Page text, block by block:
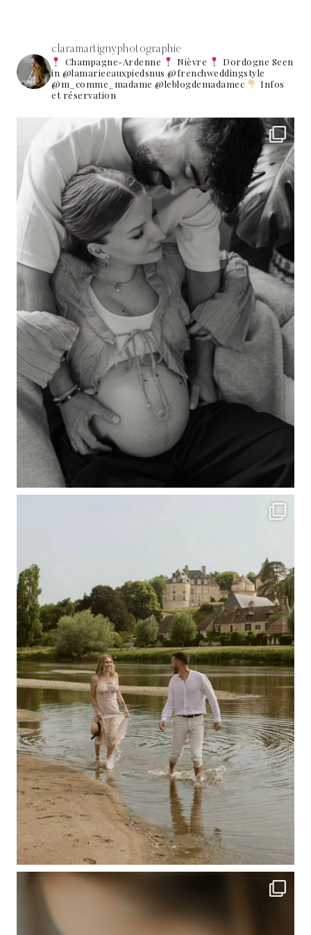
claramartignyphotographie
Champagne-Ardenne Nièvre Dordogne Seen
in @lamarieeauxpiedsnus @frenchweddingstyle
@m_comme_madame @leblogdemadamec
Infos
et réservation